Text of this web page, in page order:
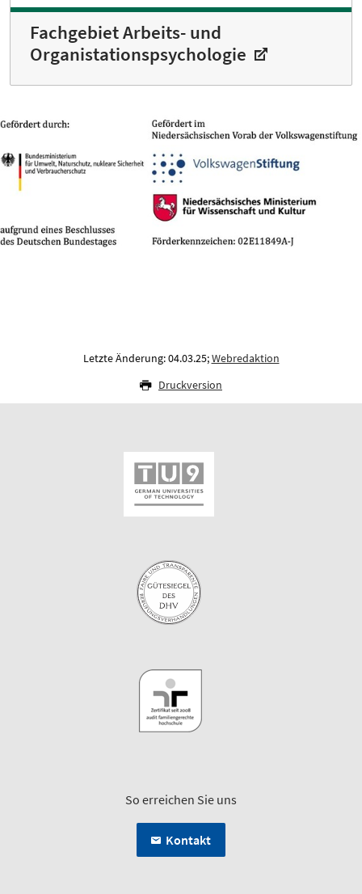
Fachgebiet Arbeits- und
Organistationspsychologie
Letzte Änderung: 04.03.25;Webredaktion
Druckversion
So erreichen Sie uns
Kontakt